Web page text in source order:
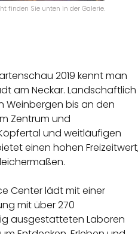
finden Sie unten in der Galerie.
2019 kennt man
am Neckar. Landschaftlich
Weinbergen bis an den
Zentrum und
und weitläufigen
einen hohen
Center lädt mit einer
mit über 270
ausgestatteten Laboren